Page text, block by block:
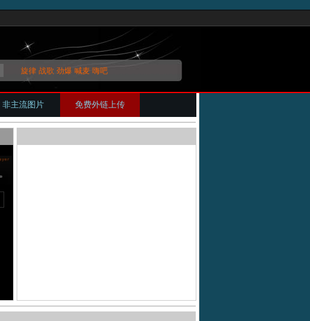
旋律 战歌 劲爆 喊麦 嗨吧
非主流图片 免费外链上传